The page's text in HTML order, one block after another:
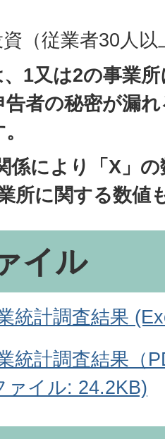
（従業者30人
1又は2の事業
告者の秘密が漏
係により「X」
所に関する数値
イル
統計調査結果
統計調査結果（
ァイル: 24.2KB)